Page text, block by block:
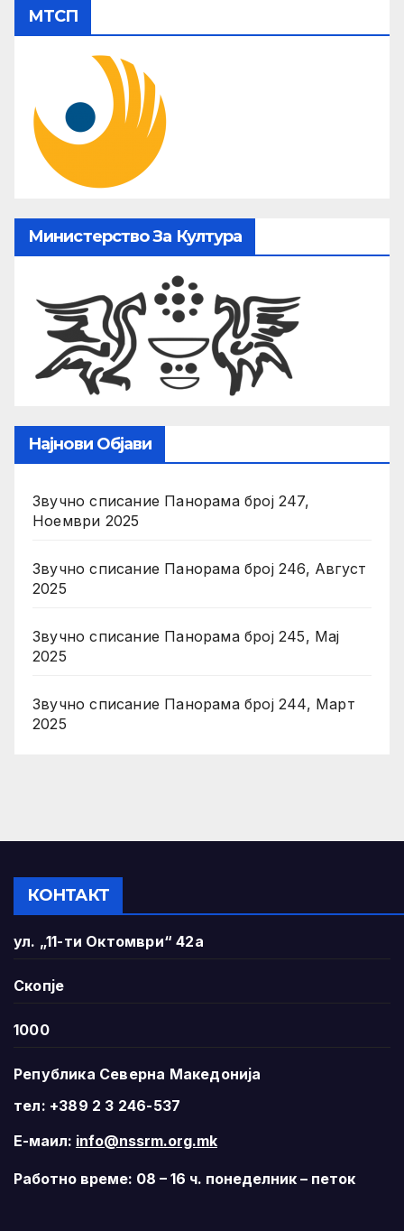
МТСП
Министерство За Култура
Најнови Објави
Звучно списание Панорама број 247,
Ноември 2025
Звучно списание Панорама број 246, Август
2025
Звучно списание Панорама број 245, Мај
2025
Звучно списание Панорама број 244, Март
2025
КОНТАКТ
ул. „11-ти Октомври“ 42а
Скопје
1000
Република Северна Македонија
тел: +389 2 3 246-537
Е-маил: info@nssrm.org.mk
Работно време: 08 – 16 ч. понеделник – петок